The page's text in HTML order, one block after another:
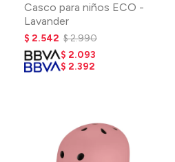
Casco para niños ECO -
Lavander
$ 2.542 $2.990
$ 2.093
$ 2.392